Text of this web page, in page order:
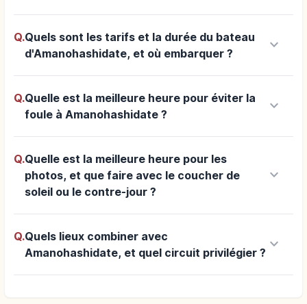
Q.Quels sont les tarifs et la durée du bateau
d'Amanohashidate, et où embarquer ?
keyboard_arrow_down
Q.Quelle est la meilleure heure pour éviter la
foule à Amanohashidate ?
keyboard_arrow_down
Q.Quelle est la meilleure heure pour les
photos, et que faire avec le coucher de
soleil ou le contre-jour ?
keyboard_arrow_down
Q.Quels lieux combiner avec
Amanohashidate, et quel circuit privilégier ? keyboard_arrow_down